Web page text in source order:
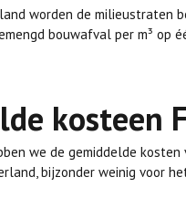
worden de milieustraten
bouwafval per m³ op
kosteen
we de gemiddelde
bijzonder weinig voor